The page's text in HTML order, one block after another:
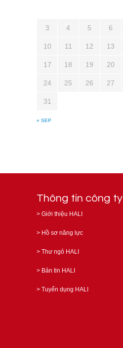
« SEP
3 4 5 6
10 11 12 13
17 18 19 20
24 25 26 27
31
Thông tin công ty
> Giới thiệu HALI
> Hồ sơ năng lực
> Thư ngỏ HALI
> Bản tin HALI
> Tuyển dụng HALI